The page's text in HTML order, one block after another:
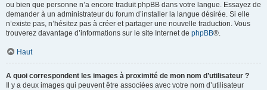
ou bien que personne n’a encore traduit phpBB dans votre langue. Essayez de
demander à un administrateur du forum d’installer la langue désirée. Si elle
n’existe pas, n’hésitez pas à créer et partager une nouvelle traduction. Vous
trouverez davantage d’informations sur le site Internet de phpBB®.
Haut
A quoi correspondent les images à proximité de mon nom d’utilisateur ?
Il y a deux images qui peuvent être associées avec votre nom d’utilisateur